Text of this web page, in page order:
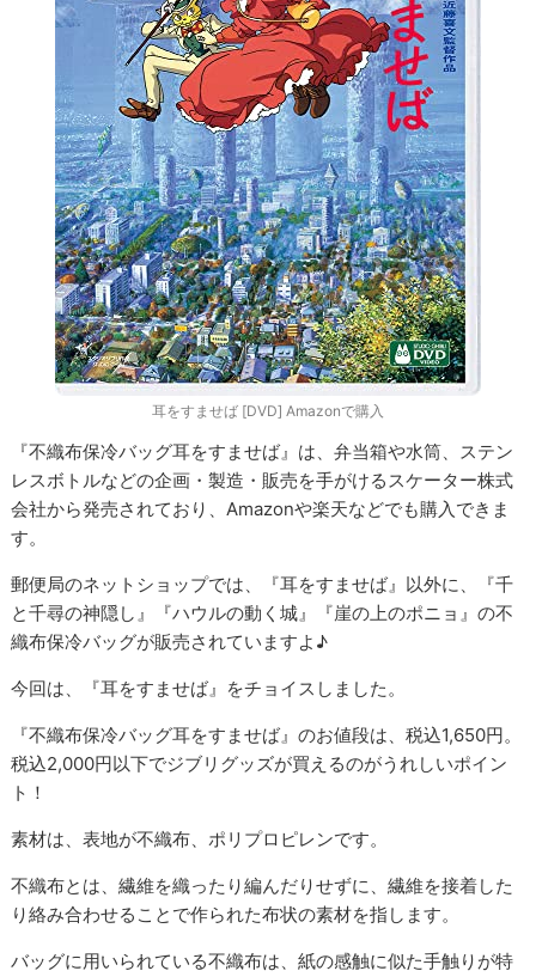
耳をすませば [DVD] Amazonで購入
『不織布保冷バッグ耳をすませば』は、弁当箱や水筒、ステン
レスボトルなどの企画・製造・販売を手がけるスケーター株式
会社から発売されており、Amazonや楽天などでも購入できま
す。
郵便局のネットショップでは、『耳をすませば』以外に、『千
と千尋の神隠し』『ハウルの動く城』『崖の上のポニョ』の不
織布保冷バッグが販売されていますよ♪
今回は、『耳をすませば』をチョイスしました。
『不織布保冷バッグ耳をすませば』のお値段は、税込1,650円。
税込2,000円以下でジブリグッズが買えるのがうれしいポイン
ト！
素材は、表地が不織布、ポリプロピレンです。
不織布とは、繊維を織ったり編んだりせずに、繊維を接着した
り絡み合わせることで作られた布状の素材を指します。
バッグに用いられている不織布は、紙の感触に似た手触りが特